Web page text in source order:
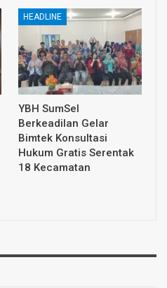
HEADLINE
YBH SumSel
Berkeadilan Gelar
Bimtek Konsultasi
Hukum Gratis Serentak
18 Kecamatan